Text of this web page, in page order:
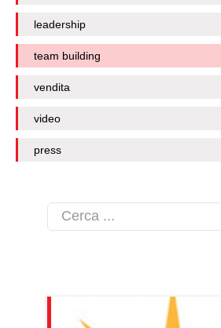
leadership
team building
vendita
video
press